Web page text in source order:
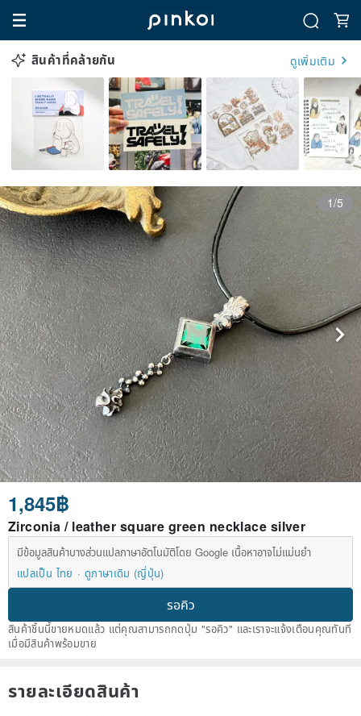
สินค้าที่คล้ายกัน ดูเพิ่มเติม
1/5
1,845฿
Zirconia / leather square green necklace silver
มีข้อมูลสินค้าบางส่วนแปลภาษาอัตโนมัติโดย Google เนื้อหาอาจไม่แม่นยำ
แปลเป็น ไทย
ดูภาษาเดิม (ญี่ปุ่น)
รอคิว
สินค้าชิ้นนี้ขายหมดแล้ว แต่คุณสามารถกดปุ่ม "รอคิว" และเราจะแจ้งเตือนคุณทันที
เมื่อมีสินค้าพร้อมขาย
รายละเอียดสินค้า